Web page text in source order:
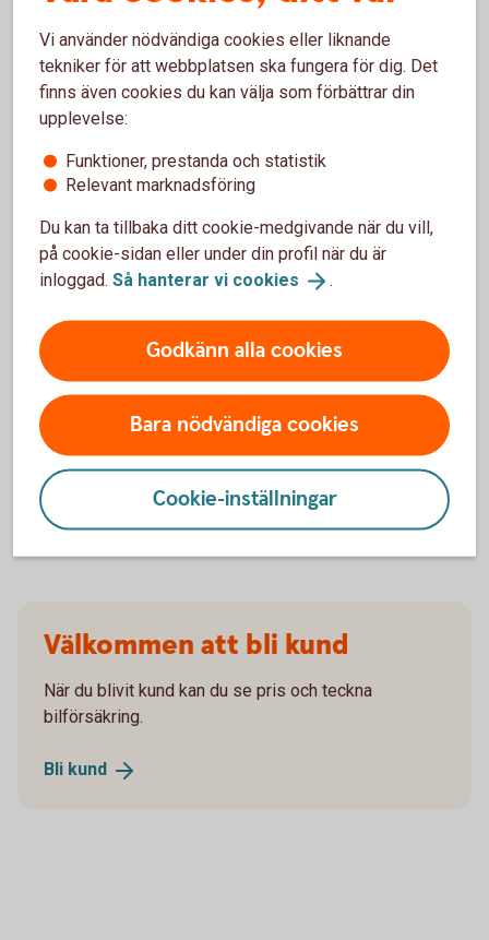
Vanliga frågor om att försäkra
BMW
försäkringarna?
När slutar den tidigare ägarens försäkring att
gälla?
täcker bilförsäkringen då?
Gäller bilförsäkringen utanför Sverige?
Täcker försäkringen viltolyckor?
Vilka bilar har en vagnskadegaranti?
Välkommen att bli kund
När du blivit kund kan du se pris och teckna
bilförsäkring.
Bli kund
Vi använder nödvändiga cookies eller liknande
tekniker för att webbplatsen ska fungera för dig. Det
finns även cookies du kan välja som förbättrar din
upplevelse:
Funktioner, prestanda och statistik
Relevant marknadsföring
Du kan ta tillbaka ditt cookie-medgivande när du vill,
på cookie-sidan eller under din profil när du är
inloggad. Så hanterar vi cookies .
Godkänn alla cookies
Bara nödvändiga cookies
Cookie-inställningar